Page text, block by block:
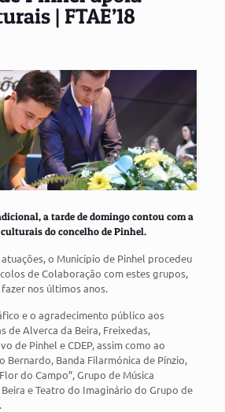
| FTAE’18
a tarde de domingo contou com a
do concelho de Pinhel.
o Município de Pinhel procedeu
de Colaboração com estes grupos,
nos últimos anos.
e o agradecimento público aos
de Alverca da Beira, Freixedas,
de Pinhel e CDEP, assim como ao
Bernardo, Banda Filarmónica de Pínzio,
do Campo”, Grupo de Música
e Teatro do Imaginário do Grupo de